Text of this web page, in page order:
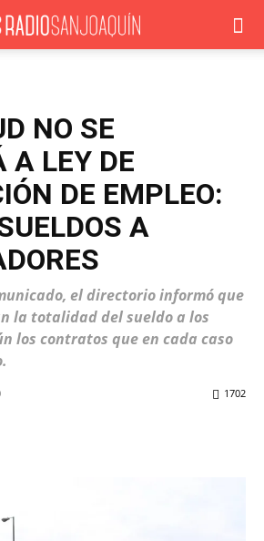
NO SE
A LEY DE
DE EMPLEO:
A
el directorio informó que
la totalidad del sueldo a los
los contratos que en cada caso
1702